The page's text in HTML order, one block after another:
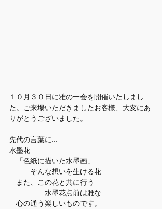
１０月３０日に雅の一会を開催いたしまし
た。ご来場いただきましたお客様、大変にあ
りがとうございました。
先代の言葉に...
水墨花
​　「色紙に描いた水墨画」
そんな想いを生ける花
また、この花と共に行う
水墨花点前は雅な
心の通う楽しいものです。